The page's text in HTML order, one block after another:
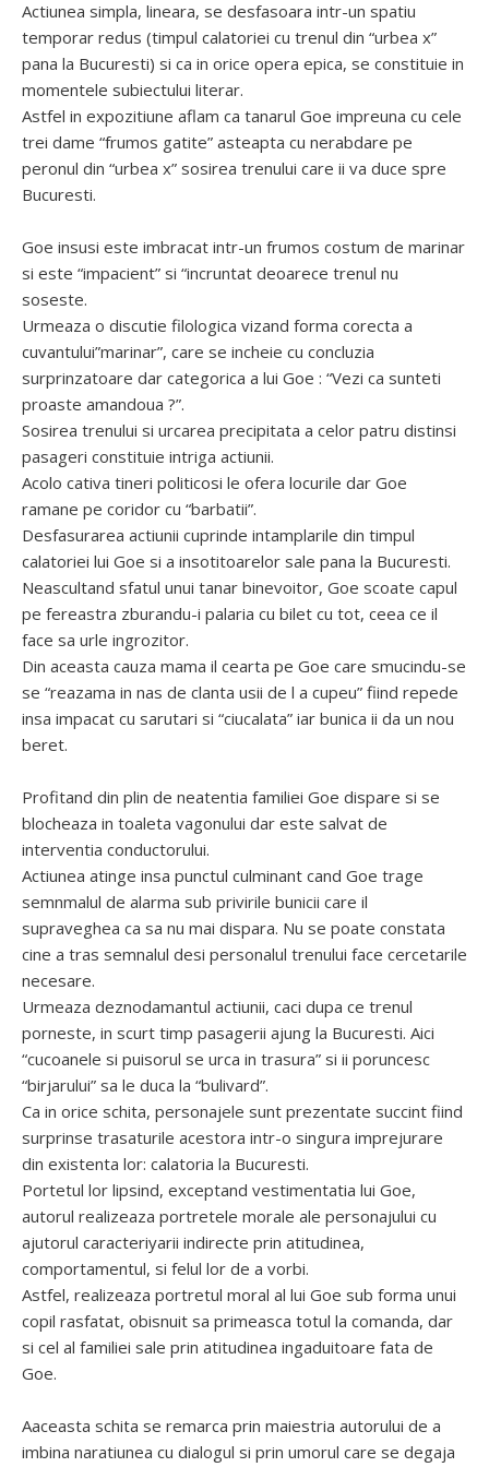
Actiunea simpla, lineara, se desfasoara intr-un spatiu
temporar redus (timpul calatoriei cu trenul din “urbea x”
pana la Bucuresti) si ca in orice opera epica, se constituie in
momentele subiectului literar.
Astfel in expozitiune aflam ca tanarul Goe impreuna cu cele
trei dame “frumos gatite” asteapta cu nerabdare pe
peronul din “urbea x” sosirea trenului care ii va duce spre
Bucuresti.
Goe insusi este imbracat intr-un frumos costum de marinar
si este “impacient” si “incruntat deoarece trenul nu
soseste.
Urmeaza o discutie filologica vizand forma corecta a
cuvantului”marinar”, care se incheie cu concluzia
surprinzatoare dar categorica a lui Goe : “Vezi ca sunteti
proaste amandoua ?”.
Sosirea trenului si urcarea precipitata a celor patru distinsi
pasageri constituie intriga actiunii.
Acolo cativa tineri politicosi le ofera locurile dar Goe
ramane pe coridor cu “barbatii”.
Desfasurarea actiunii cuprinde intamplarile din timpul
calatoriei lui Goe si a insotitoarelor sale pana la Bucuresti.
Neascultand sfatul unui tanar binevoitor, Goe scoate capul
pe fereastra zburandu-i palaria cu bilet cu tot, ceea ce il
face sa urle ingrozitor.
Din aceasta cauza mama il cearta pe Goe care smucindu-se
se “reazama in nas de clanta usii de l a cupeu” fiind repede
insa impacat cu sarutari si “ciucalata” iar bunica ii da un nou
beret.
Profitand din plin de neatentia familiei Goe dispare si se
blocheaza in toaleta vagonului dar este salvat de
interventia conductorului.
Actiunea atinge insa punctul culminant cand Goe trage
semnmalul de alarma sub privirile bunicii care il
supraveghea ca sa nu mai dispara. Nu se poate constata
cine a tras semnalul desi personalul trenului face cercetarile
necesare.
Urmeaza deznodamantul actiunii, caci dupa ce trenul
porneste, in scurt timp pasagerii ajung la Bucuresti. Aici
“cucoanele si puisorul se urca in trasura” si ii poruncesc
“birjarului” sa le duca la “bulivard”.
Ca in orice schita, personajele sunt prezentate succint fiind
surprinse trasaturile acestora intr-o singura imprejurare
din existenta lor: calatoria la Bucuresti.
Portetul lor lipsind, exceptand vestimentatia lui Goe,
autorul realizeaza portretele morale ale personajului cu
ajutorul caracteriyarii indirecte prin atitudinea,
comportamentul, si felul lor de a vorbi.
Astfel, realizeaza portretul moral al lui Goe sub forma unui
copil rasfatat, obisnuit sa primeasca totul la comanda, dar
si cel al familiei sale prin atitudinea ingaduitoare fata de
Goe.
Aaceasta schita se remarca prin maiestria autorului de a
imbina naratiunea cu dialogul si prin umorul care se degaja